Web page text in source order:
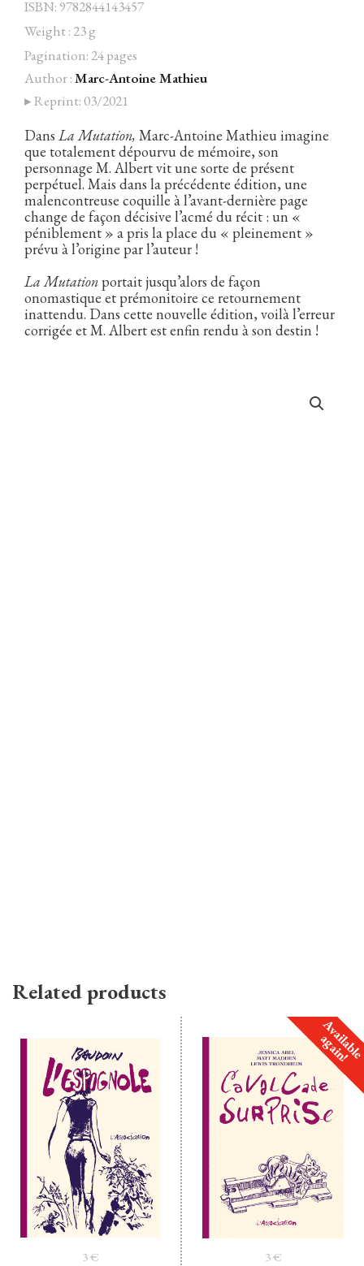
Facebook Instagram Twitter
incandescence
ISBN: 9782844143457
Weight : 23 g
Pagination: 24 pages
Author :Marc-Antoine Mathieu
▸ Reprint: 03/2021
DansLa Mutation, Marc-Antoine Mathieu imagine
que totalement dépourvu de mémoire, son
personnage M. Albert vit une sorte de présent
perpétuel. Mais dans la précédente édition, une
malencontreuse coquille à l’avant-dernière page
change de façon décisive l’acmé du récit : un «
péniblement » a pris la place du « pleinement »
prévu à l’origine par l’auteur !
La Mutationportait jusqu’alors de façon
onomastique et prémonitoire ce retournement
inattendu. Dans cette nouvelle édition, voilà l’erreur
corrigée et M. Albert est enfin rendu à son destin !
Related products
3€
3€
again!